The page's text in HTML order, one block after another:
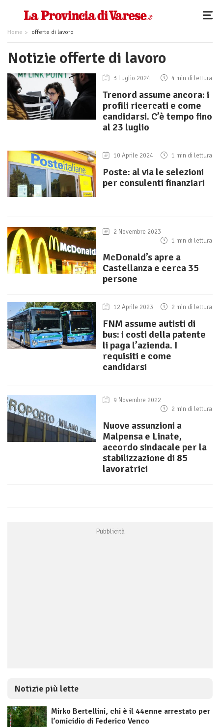
Home offerte di lavoro
Notizie offerte di lavoro
3 Luglio 2024 4 min di lettura
Trenord assume ancora: i
profili ricercati e come
candidarsi. C’è tempo fino
al 23 luglio
10 Aprile 2024 1 min di lettura
Poste: al via le selezioni
per consulenti finanziari
2 Novembre 2023
1 min di lettura
McDonald’s apre a
Castellanza e cerca 35
persone
12 Aprile 2023 2 min di lettura
FNM assume autisti di
bus: i costi della patente
li paga l’azienda. I
requisiti e come
candidarsi
9 Novembre 2022
2 min di lettura
Nuove assunzioni a
Malpensa e Linate,
accordo sindacale per la
stabilizzazione di 85
lavoratrici
Notizie più lette
Mirko Bertellini, chi è il 44enne arrestato per
l’omicidio di Federico Venco